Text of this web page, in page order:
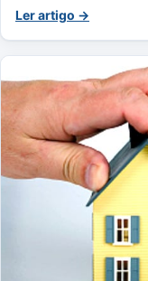
Ler artigo →